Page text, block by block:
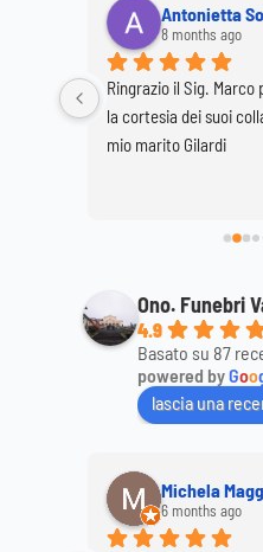
Antonietta
8 months ago
Ringrazio il Sig.
la cortesia dei suoi
mio marito Gilardi
Ono. Funebri
4.9
Basato su 87
powered byGoo
lascia una
Michela
6 months ago